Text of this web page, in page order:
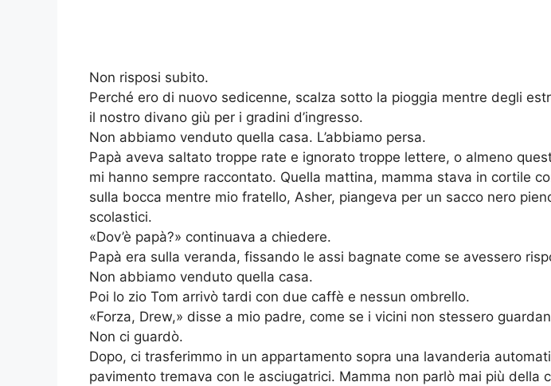
Non risposi subito.
Perché ero di nuovo sedicenne, scalza sotto la pioggia mentre degli
il nostro divano giù per i gradini d’ingresso.
Non abbiamo venduto quella casa. L’abbiamo persa.
Papà aveva saltato troppe rate e ignorato troppe lettere, o almeno
mi hanno sempre raccontato. Quella mattina, mamma stava in cortile
sulla bocca mentre mio fratello, Asher, piangeva per un sacco nero
scolastici.
«Dov’è papà?» continuava a chiedere.
Papà era sulla veranda, fissando le assi bagnate come se avessero
Non abbiamo venduto quella casa.
Poi lo zio Tom arrivò tardi con due caffè e nessun ombrello.
«Forza, Drew,» disse a mio padre, come se i vicini non stessero
Non ci guardò.
Dopo, ci trasferimmo in un appartamento sopra una lavanderia
pavimento tremava con le asciugatrici. Mamma non parlò mai più della